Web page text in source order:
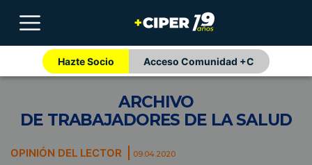
Hazte Socio Acceso Comunidad +C
ARCHIVO
DE TRABAJADORES DE LA SALUD
OPINIÓN DEL LECTOR 09.04.2020